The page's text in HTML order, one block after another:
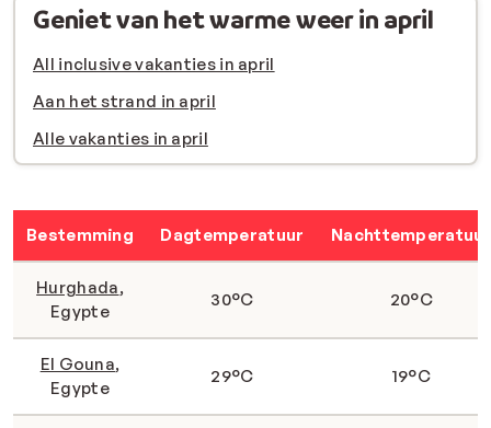
Geniet van het warme weer in april
All inclusive vakanties in april
Aan het strand in april
Alle vakanties in april
Bestemming Dagtemperatuur Nachttemperatuur
Hurghada,
Egypte
30°C 20°C
El Gouna,
Egypte
29°C 19°C